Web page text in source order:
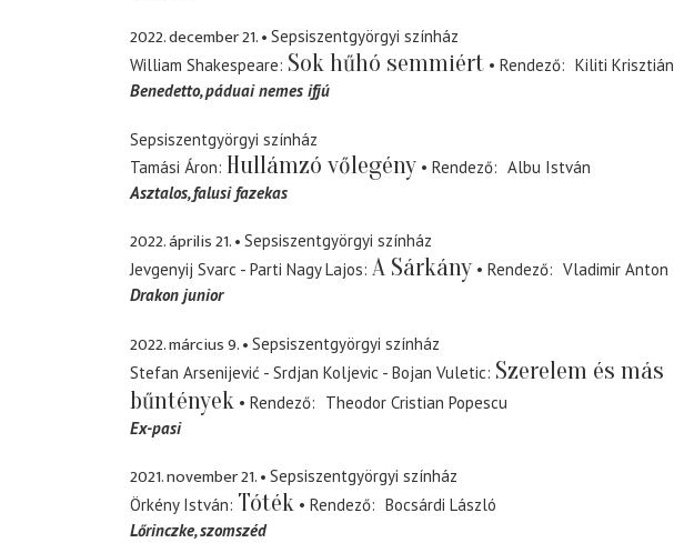
2022. december 21.
Sepsiszentgyörgyi színház
William Shakespeare Sok hűhó semmiért Rendező
Kiliti Krisztián
Benedetto páduai nemes ifjú
Sepsiszentgyörgyi színház
Tamási Áron Hullámzó vőlegény Rendező
Albu István
Asztalos falusi fazekas
2022. április 21.
Sepsiszentgyörgyi színház
Jevgenyij Svarc - Parti Nagy Lajos A Sárkány Rendező
Vladimir Anton
Drakon junior
2022. március 9.
Sepsiszentgyörgyi színház
Stefan Arsenijević - Srdjan Koljevic - Bojan Vuletic Szerelem és más
bűntények
Rendező
Theodor Cristian Popescu
Ex-pasi
2021. november 21.
Sepsiszentgyörgyi színház
Örkény István Tóték Rendező
Bocsárdi László
Lőrinczke szomszéd